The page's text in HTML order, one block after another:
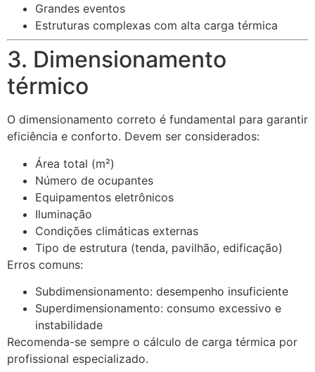
Grandes eventos
Estruturas complexas com alta carga térmica
3. Dimensionamento
térmico
O dimensionamento correto é fundamental para garantir
eficiência e conforto. Devem ser considerados:
Área total (m²)
Número de ocupantes
Equipamentos eletrônicos
Iluminação
Condições climáticas externas
Tipo de estrutura (tenda, pavilhão, edificação)
Erros comuns:
Subdimensionamento: desempenho insuficiente
Superdimensionamento: consumo excessivo e
instabilidade
Recomenda-se sempre o cálculo de carga térmica por
profissional especializado.